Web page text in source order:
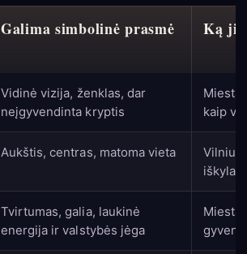
Galima simbolinė prasmė Ką jis
Vidinė vizija, ženklas, dar
neįgyvendinta kryptis
kaip
Aukštis, centras, matoma vieta
Vilnius
iškyla
Tvirtumas, galia, laukinė
energija ir valstybės jėga